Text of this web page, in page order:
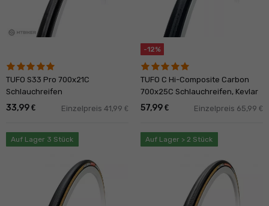
TUFO S33 Pro 700x21C
Schlauchreifen
33,99 € Einzelpreis 41,99 €
-12%
TUFO C Hi-Composite Carbon
700x25C Schlauchreifen, Kevlar
57,99 € Einzelpreis 65,99 €
Auf Lager 3 Stück Auf Lager > 2 Stück